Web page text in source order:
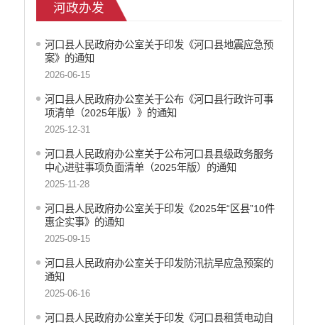
河政办发
河口县人民政府办公室关于印发《河口县地震应急预
案》的通知
2026-06-15
河口县人民政府办公室关于公布《河口县行政许可事
项清单（2025年版）》的通知
2025-12-31
河口县人民政府办公室关于公布河口县县级政务服务
中心进驻事项负面清单（2025年版）的通知
2025-11-28
河口县人民政府办公室关于印发《2025年“区县”10件
惠企实事》的通知
2025-09-15
河口县人民政府办公室关于印发防汛抗旱应急预案的
通知
2025-06-16
河口县人民政府办公室关于印发《河口县租赁电动自